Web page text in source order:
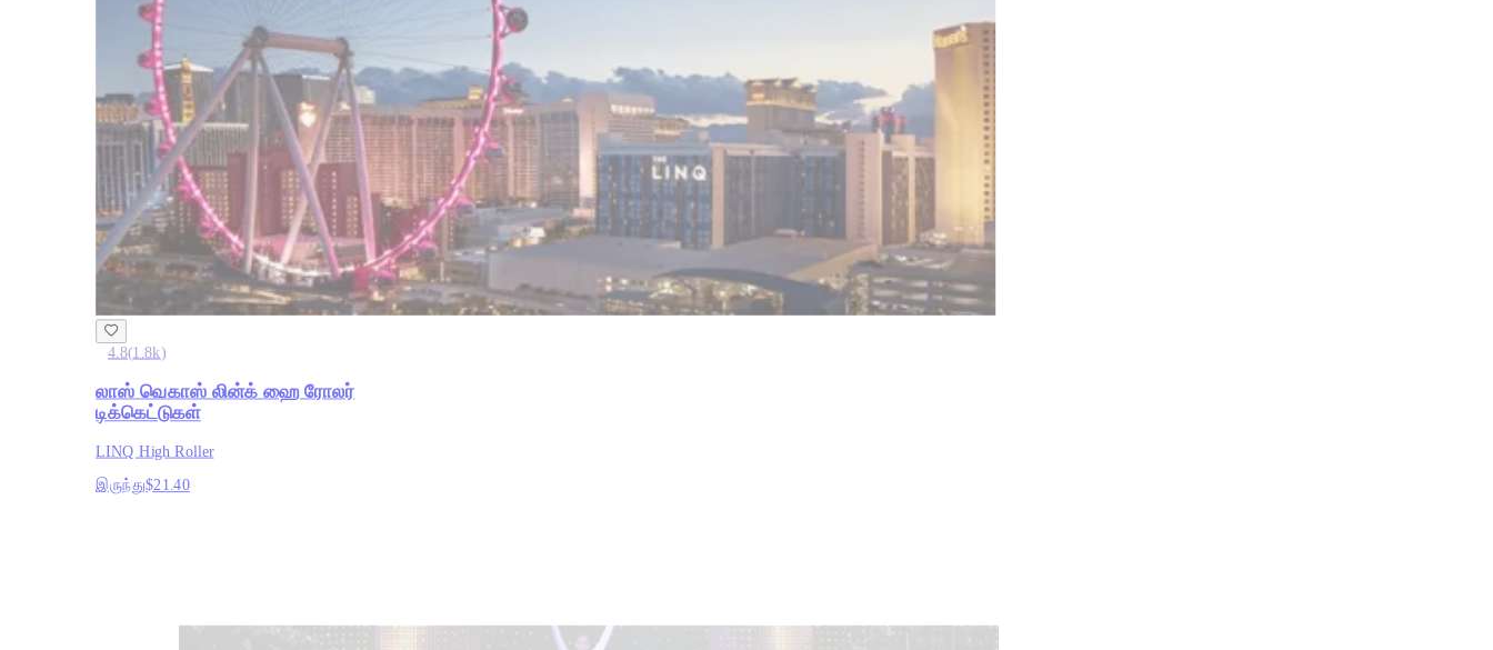
4.8(1.8k)
லாஸ் வெகாஸ் லின்க் ஹை ரோலர்
டிக்கெட்டுகள்
LINQ High Roller
இருந்து$21.40